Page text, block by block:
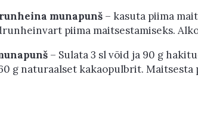
munapunš – kasuta piima
piima maitsestamiseks.
– Sulata 3 sl võid ja 90 g
g naturaalset kakaopulbrit.